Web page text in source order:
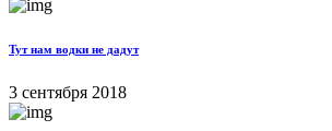
Тут нам водки не дадут
3 сентября 2018